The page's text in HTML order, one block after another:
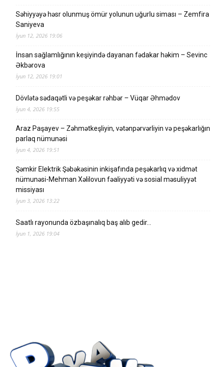
Səhiyyəyə həsr olunmuş ömür yolunun uğurlu siması – Zemfira
Saniyeva
İyun 12, 2026 19:06
İnsan sağlamlığının keşiyində dayanan fədakar həkim – Sevinc
Əkbərova
İyun 12, 2026 19:01
Dövlətə sədaqətli və peşəkar rəhbər – Vüqar Əhmədov
İyun 4, 2026 19:55
Araz Paşayev – Zəhmətkeşliyin, vətənpərvərliyin və peşəkarlığın
parlaq nümunəsi
İyun 4, 2026 19:51
Şəmkir Elektrik Şəbəkəsinin inkişafında peşəkarlıq və xidmət
nümunəsi-Mehman Xəlilovun fəaliyyəti və sosial məsuliyyət
missiyası
İyun 3, 2026 13:22
Saatlı rayonunda özbaşınalıq baş alıb gedir…
İyun 1, 2026 19:04